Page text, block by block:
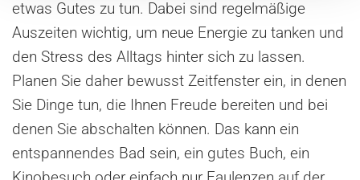
etwas Gutes zu tun. Dabei sind regelmäßige
Auszeiten wichtig, um neue Energie zu tanken und
den Stress des Alltags hinter sich zu lassen.
Planen Sie daher bewusst Zeitfenster ein, in denen
Sie Dinge tun, die Ihnen Freude bereiten und bei
denen Sie abschalten können. Das kann ein
entspannendes Bad sein, ein gutes Buch, ein